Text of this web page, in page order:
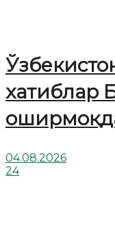
хатиблар
04.08.2026
24